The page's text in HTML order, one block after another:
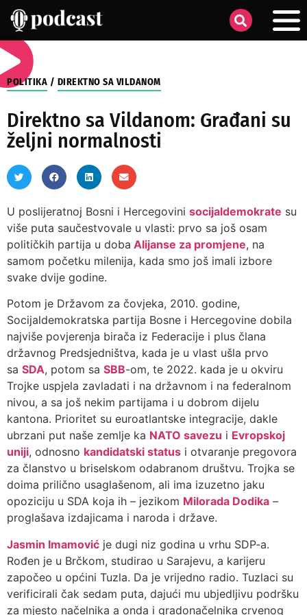
POLITIKA / DIREKTNO SA VILDANOM
Direktno sa Vildanom: Građani su
željni normalnosti
U poslijeratnoj Bosni i Hercegovini socijaldemokrate su
više puta saučestvovale u vlasti: prvo sa još osam
političkih partija u doba Alijanse za promjene, na
samom početku milenija, kada smo još imali izbore
svake dvije godine.
Potom je Državom za čovjeka, 2010. godine,
Socijaldemokratska partija Bosne i Hercegovine dobila
najviše povjerenja birača iz Federacije i plus člana
državnog Predsjedništva, kada je u vlast ušla prvo
sa SDA, potom sa SBB-om, te 2022. kada je u okviru
Trojke uspjela zavladati i na državnom i na federalnom
nivou, a sa još nekim partijama i u dobrom dijelu
kantona. Prioritet su euroatlantske integracije, dakle
ubrzani put naše zemlje ka NATO savezu i Evropskoj
uniji, odnosno kandidatski status i otvaranje pregovora
za članstvo u briselskom odabranom društvu. Trojka se
doima prilično usaglašenom, ali ima izuzetno jaku
opoziciju u SDA koja ih – jezikom Milorada Dodika –
proglašava izdajicama i naroda i države.
Jasmin Imamović je dugi niz godina u vrhu SDP-a.
Rođen je u Brčkom, studirao u Sarajevu, a karijeru
započeo u općini Tuzla. Da je vrijedno radio. Tuzlaci su
verificirali čak sedam puta, dajući mu ubjedljivu podršku
za mjesto načelnika a onda i gradonačelnika crvenog